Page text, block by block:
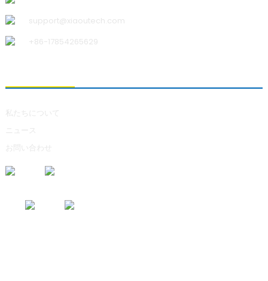
support@xiaoutech.com
+86-17854265629
私たちについて
ニュース
お問い合わせ